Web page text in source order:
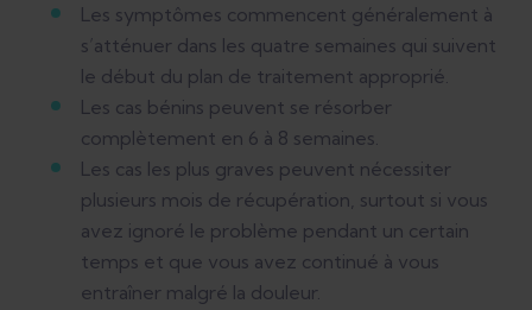
Les symptômes commencent généralement à
s’atténuer dans les quatre semaines qui suivent
le début du plan de traitement approprié.
Les cas bénins peuvent se résorber
complètement en 6 à 8 semaines.
Les cas les plus graves peuvent nécessiter
plusieurs mois de récupération, surtout si vous
avez ignoré le problème pendant un certain
temps et que vous avez continué à vous
entraîner malgré la douleur.